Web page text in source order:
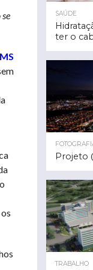
SAÚDE
ter o
Projeto
TRABALHO